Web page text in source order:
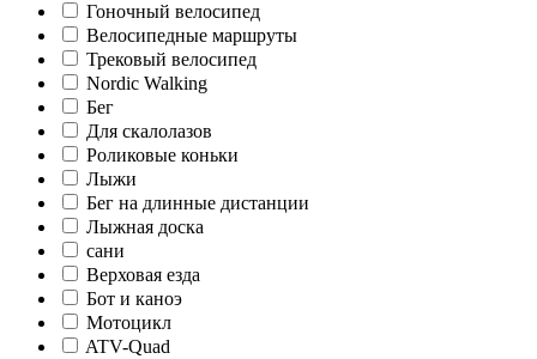
Гоночный велосипед
Велосипедные маршруты
Трековый велосипед
Nordic Walking
Бег
Для скалолазов
Роликовые коньки
Лыжи
Бег на длинные дистанции
Лыжная доска
сани
Верховая езда
Бот и каноэ
Мотоцикл
ATV-Quad